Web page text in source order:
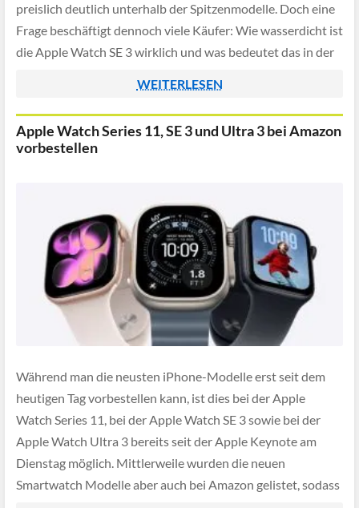
preislich deutlich unterhalb der Spitzenmodelle. Doch eine
Frage beschäftigt dennoch viele Käufer: Wie wasserdicht ist
die Apple Watch SE 3 wirklich und was bedeutet das in der
WEITERLESEN
Apple Watch Series 11, SE 3 und Ultra 3 bei Amazon
vorbestellen
Während man die neusten iPhone-Modelle erst seit dem
heutigen Tag vorbestellen kann, ist dies bei der Apple
Watch Series 11, bei der Apple Watch SE 3 sowie bei der
Apple Watch Ultra 3 bereits seit der Apple Keynote am
Dienstag möglich. Mittlerweile wurden die neuen
Smartwatch Modelle aber auch bei Amazon gelistet, sodass